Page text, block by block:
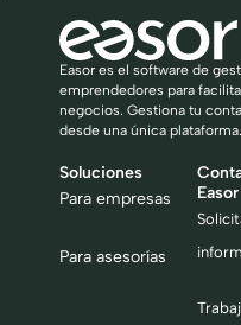
Easor es el software de
emprendedores para
negocios. Gestiona tu
desde una única
Soluciones
Para empresas
Para asesorías
Easor